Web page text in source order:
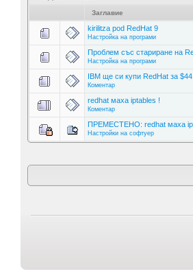
Заглавие
kirilitza pod RedHat 9
Настройка на програми
Проблем със стариране на
Настройка на програми
IBM ще си купи RedHat за
Коментар
redhat маха iptables !
Коментар
ПРЕМЕСТЕНО: redhat маха
Настройки на софтуер